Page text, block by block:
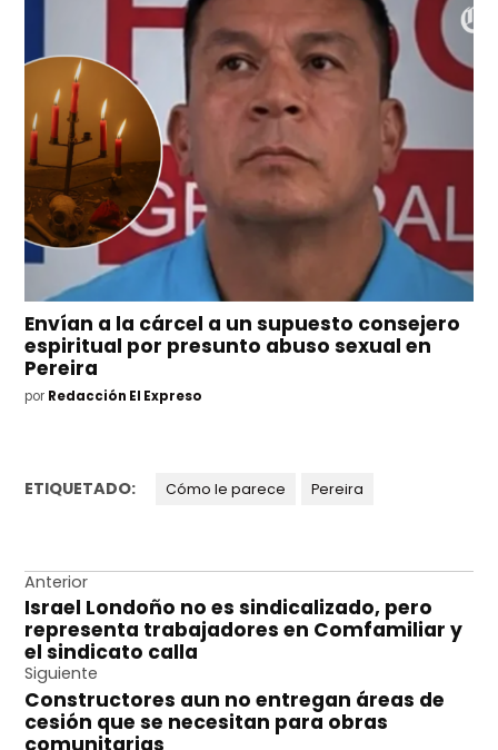
Envían a la cárcel a un supuesto consejero
espiritual por presunto abuso sexual en
Pereira
por Redacción El Expreso
ETIQUETADO: Cómo le parece Pereira
Navegación
de
entradas
Anterior
Israel Londoño no es sindicalizado, pero
representa trabajadores en Comfamiliar y
el sindicato calla
Siguiente
Constructores aun no entregan áreas de
cesión que se necesitan para obras
comunitarias